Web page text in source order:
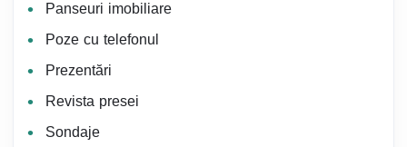
Panseuri imobiliare
Poze cu telefonul
Prezentări
Revista presei
Sondaje